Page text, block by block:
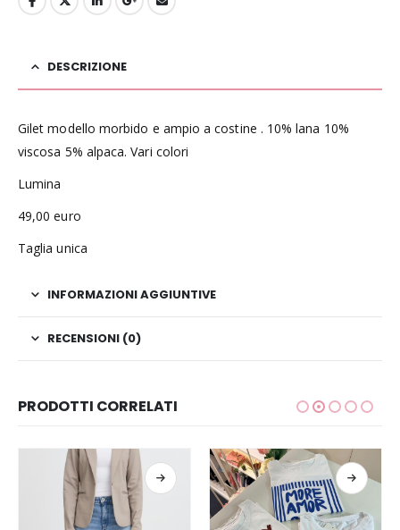
DESCRIZIONE
Gilet modello morbido e ampio a costine . 10% lana 10%
viscosa 5% alpaca. Vari colori
Lumina
49,00 euro
Taglia unica
INFORMAZIONI AGGIUNTIVE
RECENSIONI (0)
PRODOTTI CORRELATI